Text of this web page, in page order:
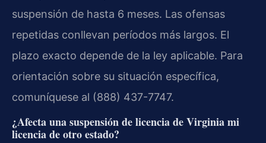
suspensión de hasta 6 meses. Las ofensas
repetidas conllevan períodos más largos. El
plazo exacto depende de la ley aplicable. Para
orientación sobre su situación específica,
comuníquese al (888) 437-7747.
¿Afecta una suspensión de licencia de Virginia mi
licencia de otro estado?